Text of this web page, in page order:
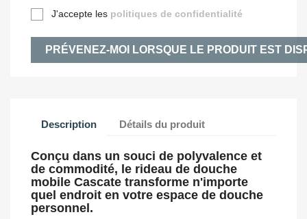
J'accepte les politiques de confidentialité
PRÉVENEZ-MOI LORSQUE LE PRODUIT EST
Description Détails du produit
Conçu dans un souci de polyvalence et
de commodité, le rideau de douche
mobile Cascate transforme n'importe
quel endroit en votre espace de douche
personnel.